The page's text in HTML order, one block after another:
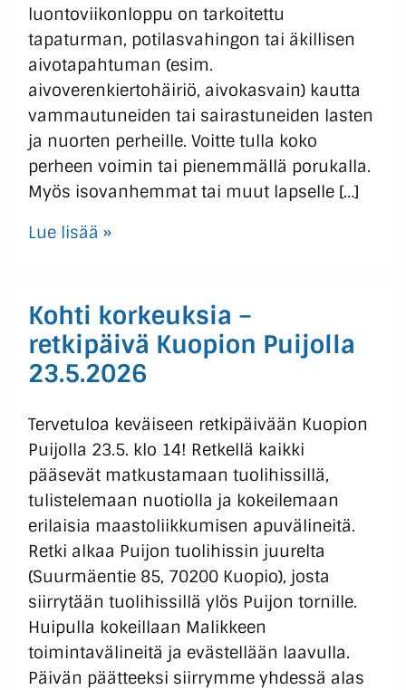
luontoviikonloppu on tarkoitettu
tapaturman, potilasvahingon tai äkillisen
aivotapahtuman (esim.
aivoverenkiertohäiriö, aivokasvain) kautta
vammautuneiden tai sairastuneiden lasten
ja nuorten perheille. Voitte tulla koko
perheen voimin tai pienemmällä porukalla.
Myös isovanhemmat tai muut lapselle […]
Lue lisää »
Kohti korkeuksia –
retkipäivä Kuopion Puijolla
23.5.2026
Tervetuloa keväiseen retkipäivään Kuopion
Puijolla 23.5. klo 14! Retkellä kaikki
pääsevät matkustamaan tuolihissillä,
tulistelemaan nuotiolla ja kokeilemaan
erilaisia maastoliikkumisen apuvälineitä.
Retki alkaa Puijon tuolihissin juurelta
(Suurmäentie 85, 70200 Kuopio), josta
siirrytään tuolihissillä ylös Puijon tornille.
Huipulla kokeillaan Malikkeen
toimintavälineitä ja evästellään laavulla.
Päivän päätteeksi siirrymme yhdessä alas